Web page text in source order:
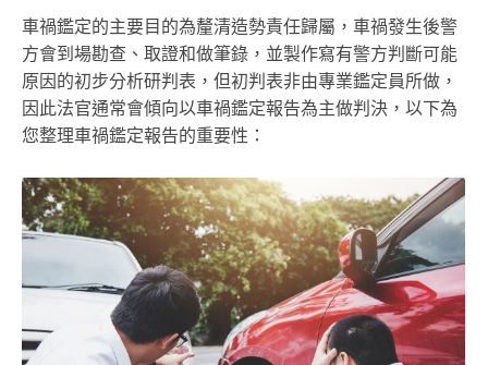
車禍鑑定的主要目的為釐清造勢責任歸屬，車禍發生後警
方會到場勘查、取證和做筆錄，並製作寫有警方判斷可能
原因的初步分析研判表，但初判表非由專業鑑定員所做，
因此法官通常會傾向以車禍鑑定報告為主做判決，以下為
您整理車禍鑑定報告的重要性：